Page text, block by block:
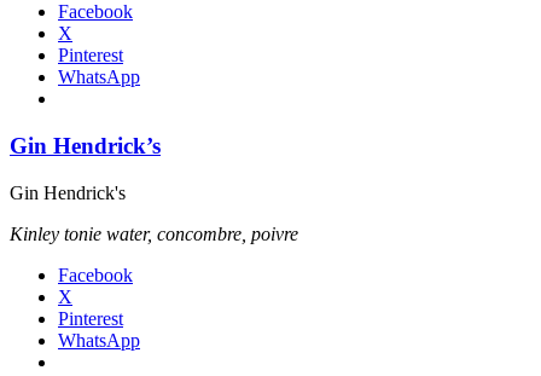
Facebook
X
Pinterest
WhatsApp
Gin Hendrick’s
Gin Hendrick's
Kinley tonie water, concombre, poivre
Facebook
X
Pinterest
WhatsApp